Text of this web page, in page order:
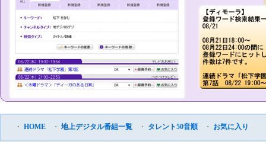
・ HOME ・ 地上デジタル番組一覧 ・ タレント50音順 ・ お気に入り